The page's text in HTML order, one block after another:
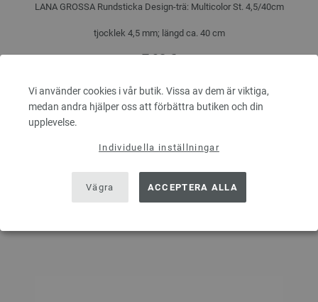
Vi använder cookies i vår butik. Vissa av dem är viktiga,
medan andra hjälper oss att förbättra butiken och din
upplevelse.
Individuella inställningar
Vägra ACCEPTERA ALLA
LANA GROSSA Rundsticka Design-trä: Multicolor St. 4,5/40cm
tjocklek 4,5 mm; längd ca. 40 cm
7,98 €
ANTAL